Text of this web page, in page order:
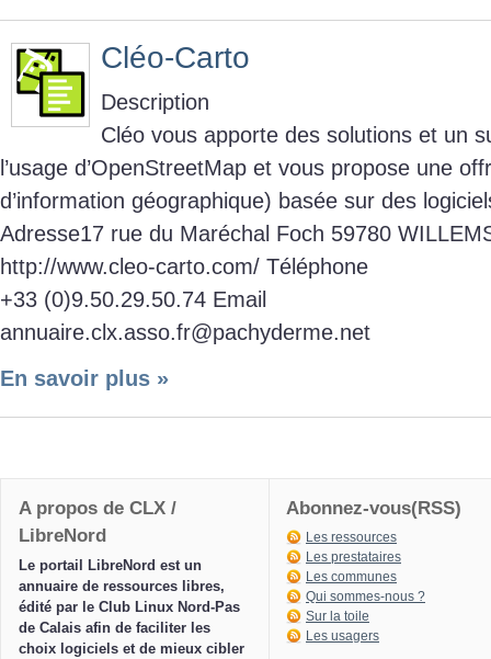
Cléo-Carto
Description
Cléo vous apporte des solutions et un
l’usage d’OpenStreetMap et vous propose une
d’information géographique) basée sur des
Adresse17 rue du Maréchal Foch 59780
http://www.cleo-carto.com/ Téléphone
+33 (0)9.50.29.50.74 Email
annuaire.clx.asso.fr@pachyderme.net
En savoir plus »
A propos de CLX /
LibreNord
Le portail LibreNord est un
annuaire de ressources libres,
édité par le Club Linux Nord-Pas
de Calais afin de faciliter les
choix logiciels et de mieux cibler
Abonnez-vous(RSS)
Les ressources
Les prestataires
Les communes
Qui sommes-nous ?
Sur la toile
Les usagers